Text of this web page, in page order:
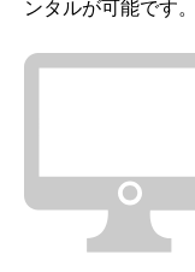
ンタルが可能です。